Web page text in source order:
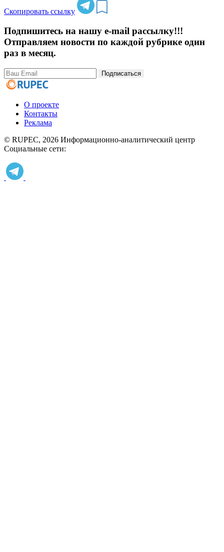
Скопировать ссылку
Подпишитесь на нашу e-mail рассылку!!!
Отправляем новости по каждой рубрике один
раз в месяц.
Подписаться
О проекте
Контакты
Реклама
© RUPEC, 2026 Информационно-аналитический центр
Социальные сети: